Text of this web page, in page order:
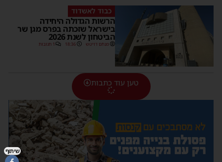
כבוד לאשדוד
הרשות הגדולה היחידה
בישראל שזכתה בפרס מגן שר
הביטחון לשנת 2026
מנחם דויטש 18:36 1 תגובות
טען עוד כתבות
שיתוף